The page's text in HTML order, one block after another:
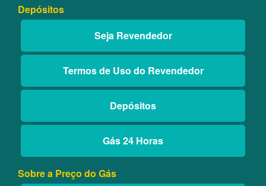
Depósitos
Seja Revendedor
Termos de Uso do Revendedor
Depósitos
Gás 24 Horas
Sobre a Preço do Gás